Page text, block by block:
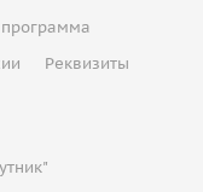
Реквизиты